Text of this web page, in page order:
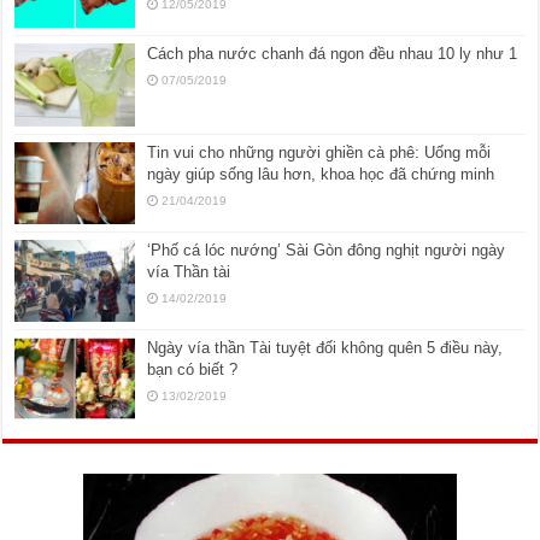
12/05/2019
Cách pha nước chanh đá ngon đều nhau 10 ly như 1
07/05/2019
Tin vui cho những người ghiền cà phê: Uống mỗi
ngày giúp sống lâu hơn, khoa học đã chứng minh
21/04/2019
‘Phố cá lóc nướng’ Sài Gòn đông nghịt người ngày
vía Thần tài
14/02/2019
Ngày vía thần Tài tuyệt đối không quên 5 điều này,
bạn có biết ?
13/02/2019